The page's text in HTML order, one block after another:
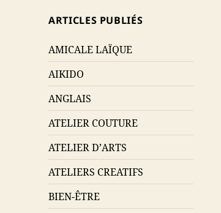
ARTICLES PUBLIÉS
AMICALE LAÏQUE
AIKIDO
ANGLAIS
ATELIER COUTURE
ATELIER D’ARTS
ATELIERS CREATIFS
BIEN-ÊTRE